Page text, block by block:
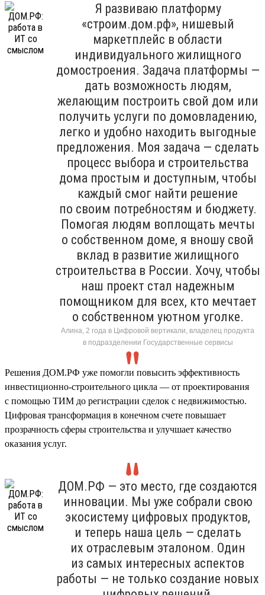
Я развиваю платформу
«строим.дом.рф», нишевый
маркетплейс в области
индивидуального жилищного
домостроения. Задача платформы —
дать возможность людям,
желающим построить свой дом или
получить услуги по домовладению,
легко и удобно находить выгодные
предложения. Моя задача — сделать
процесс выбора и строительства
дома простым и доступным, чтобы
каждый смог найти решение
по своим потребностям и бюджету.
Помогая людям воплощать мечты
о собственном доме, я вношу свой
вклад в развитие жилищного
строительства в России. Хочу, чтобы
наш проект стал надежным
помощником для всех, кто мечтает
о собственном уютном уголке.
Алина, 2 года в Цифровой вертикали, владелец продукта
в подразделении Государственные сервисы
Решения ДОМ.РФ уже помогли повысить эффективность
инвестиционно-строительного цикла — от проектирования
с помощью ТИМ до регистрации сделок с недвижимостью.
Цифровая трансформация в конечном счете повышает
прозрачность сферы строительства и улучшает качество
оказания услуг.
ДОМ.РФ — это место, где создаются
инновации. Мы уже собрали свою
экосистему цифровых продуктов,
и теперь наша цель — сделать
их отраслевым эталоном. Один
из самых интересных аспектов
работы — не только создание новых